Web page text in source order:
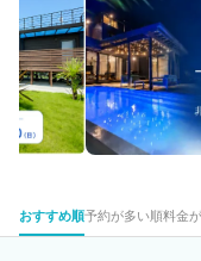
おすすめ順予約が多い順料金